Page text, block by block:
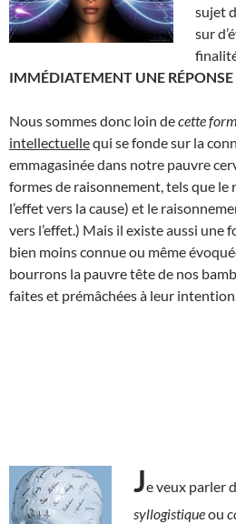
sujet
sur
IMMÉDIATEMENT UNE RÉPONSE
Nous sommes donc loin decette
intellectuellequi se fonde sur la
emmagasinée dans notre pauvre
formes de raisonnement, tels que
l’effet vers la cause) et le
vers l’effet.) Mais il existe aussi une
bien moins connue ou même
bourrons la pauvre tête de nos
faites et prémâchées à leur intention.
Je veux parler
syllogistiqueou